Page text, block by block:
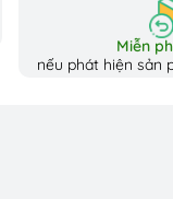
Miễn
nếu phát hiện sản